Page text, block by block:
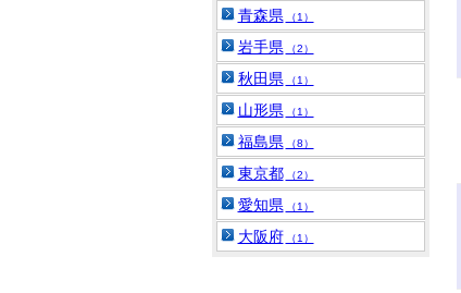
青森県 （1）
岩手県 （2）
秋田県 （1）
山形県 （1）
福島県 （8）
東京都 （2）
愛知県 （1）
大阪府 （1）